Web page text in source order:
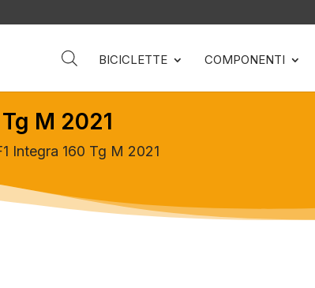
BICICLETTE COMPONENTI
M 2021
Integra 160 Tg M 2021